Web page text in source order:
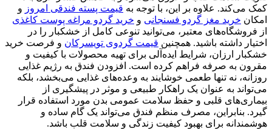
کمک می‌کند. علاوه بر این، با توجه به قیمت پسته فندقی امروز و
امکان خرید مغز گردو فسنجانی و خرید گردو مراغه پوست کاغذی
از فروشگاه‌های معتبر، می‌توانید تنوعی کامل از خشکبار را در
اختیار داشته باشید. همچنین قیمت گردوی تویسرکان و فرصت خرید
خشکبار ارزان، شرایط ایده‌آلی برای تهیه محصولات با کیفیت و
مقرون به صرفه فراهم کرده است. افزودن فندق به رژیم غذایی
روزانه، نه تنها طعمی خوشایند به وعده‌های غذایی می‌بخشد، بلکه
می‌تواند به عنوان یک راهکار طبیعی و موثر در پیشگیری از
بیماری‌های قلبی و حفظ سلامت عمومی بدن مورد استفاده قرار
گیرد. بنابراین، مصرف منظم فندق می‌تواند یک گام ساده و
هوشمندانه برای بهبود کیفیت زندگی و سلامت قلب باشد.